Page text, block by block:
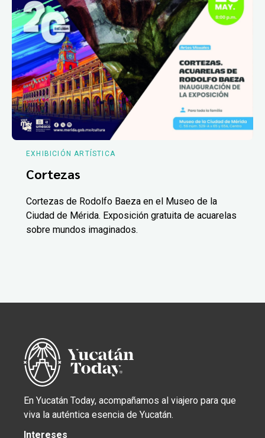
EXHIBICIÓN ARTÍSTICA
Cortezas
Cortezas de Rodolfo Baeza en el Museo de la
Ciudad de Mérida. Exposición gratuita de acuarelas
sobre mundos imaginados.
En Yucatán Today, acompañamos al viajero para que
viva la auténtica esencia de Yucatán.
Intereses